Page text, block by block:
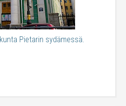
Pietarin sydämessä.